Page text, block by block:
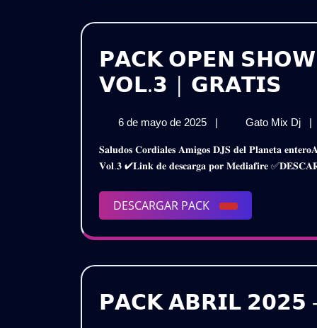
GRATIS
𝗣𝗔𝗖𝗞 𝗢𝗣𝗘𝗡 𝗦𝗛𝗢𝗪
𝗩𝗢𝗟.𝟯 | 𝗚𝗥𝗔𝗧𝗜𝗦
–
|
6 de mayo de 2025
mayo
de
| Gato Mix Dj |
𝐒𝐚𝐥𝐮𝐝𝐨𝐬 𝐂𝐨𝐫𝐝𝐢𝐚𝐥𝐞𝐬 𝐀𝐦𝐢𝐠𝐨𝐬 𝐃𝐉𝐒 𝐝𝐞𝐥 𝐏𝐥𝐚𝐧𝐞𝐭𝐚 𝐞𝐧𝐭𝐞𝐫𝐨𝐀𝐪𝐮𝐢 𝐥𝐞𝐬 𝐏𝐫𝐞𝐬𝐞𝐧𝐭𝐨 𝐞𝐬𝐭𝐞 𝐌𝐞𝐠𝐚 𝐏𝐚𝐜𝐤𝐎𝐩𝐞𝐧 𝐒𝐡𝐨𝐰 𝐏𝐚𝐫𝐚 𝐃𝐉𝐒 𝟐𝟎𝟐𝟓 –
𝐕𝐨𝐥.𝟑 ✔𝐋𝐢𝐧𝐤 𝐝𝐞 𝐝𝐞𝐬𝐜𝐚𝐫𝐠𝐚 𝐩𝐨𝐫 𝐌𝐞𝐝𝐢𝐚𝐟𝐢𝐫𝐞
DESCARGAR PACK
DESCARGAR
PACK
𝗣𝗔𝗖𝗞 𝗔𝗕𝗥𝗜𝗟 𝟮𝟬𝟮𝟱